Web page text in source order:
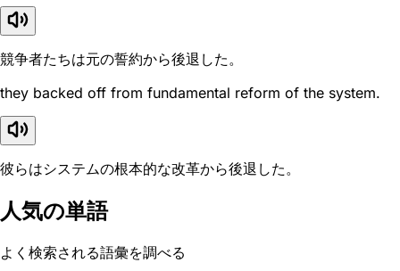
競争者たちは元の誓約から後退した。
they backed off from fundamental reform of the system.
彼らはシステムの根本的な改革から後退した。
人気の単語
よく検索される語彙を調べる